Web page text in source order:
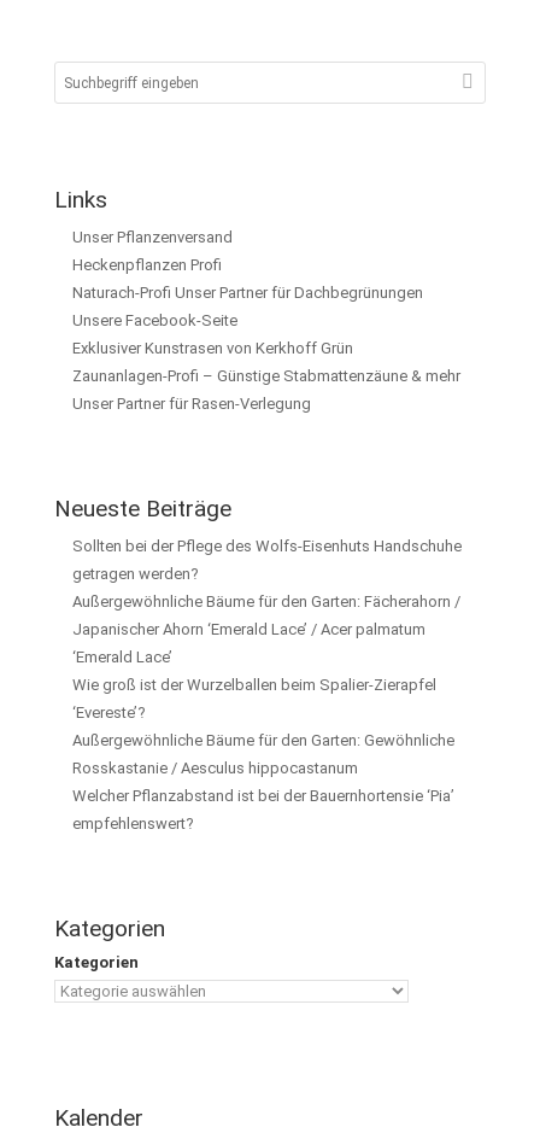
Links
Unser Pflanzenversand
Heckenpflanzen Profi
Naturach-Profi Unser Partner für Dachbegrünungen
Unsere Facebook-Seite
Exklusiver Kunstrasen von Kerkhoff Grün
Zaunanlagen-Profi – Günstige Stabmattenzäune & mehr
Unser Partner für Rasen-Verlegung
Neueste Beiträge
Sollten bei der Pflege des Wolfs-Eisenhuts Handschuhe
getragen werden?
Außergewöhnliche Bäume für den Garten: Fächerahorn /
Japanischer Ahorn ‘Emerald Lace’ / Acer palmatum
‘Emerald Lace’
Wie groß ist der Wurzelballen beim Spalier-Zierapfel
‘Evereste’?
Außergewöhnliche Bäume für den Garten: Gewöhnliche
Rosskastanie / Aesculus hippocastanum
Welcher Pflanzabstand ist bei der Bauernhortensie ‘Pia’
empfehlenswert?
Kategorien
Kategorien
Kalender